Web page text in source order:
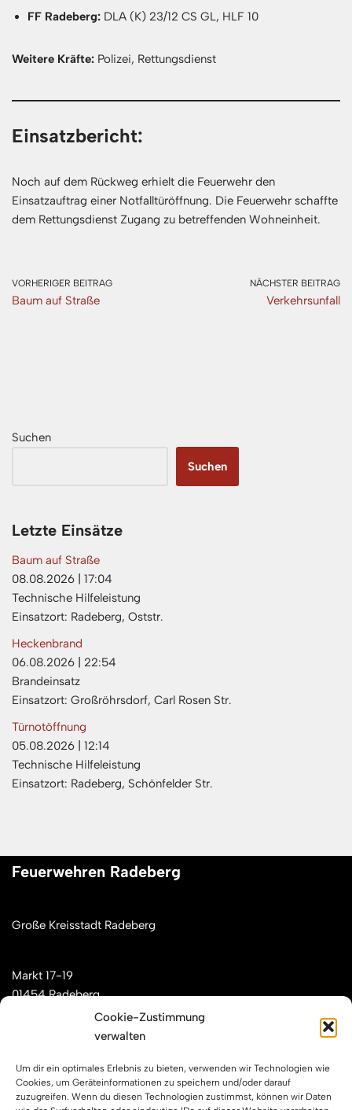
Cookie-Zustimmung
verwalten
Um dir ein optimales Erlebnis zu bieten, verwenden wir Technologien wie
Cookies, um Geräteinformationen zu speichern und/oder darauf
zuzugreifen. Wenn du diesen Technologien zustimmst, können wir Daten
FF Radeberg: DLA (K) 23/12 CS GL, HLF 10
Weitere Kräfte: Polizei, Rettungsdienst
Einsatzbericht:
Noch auf dem Rückweg erhielt die Feuerwehr den
Einsatzauftrag einer Notfalltüröffnung. Die Feuerwehr schaffte
dem Rettungsdienst Zugang zu betreffenden Wohneinheit.
VORHERIGER BEITRAG
Baum auf Straße
NÄCHSTER BEITRAG
Verkehrsunfall
Suchen
Suchen
Letzte Einsätze
Baum auf Straße
08.08.2026
17:04
Technische Hilfeleistung
Einsatzort: Radeberg, Oststr.
Heckenbrand
06.08.2026
22:54
Brandeinsatz
Einsatzort: Großröhrsdorf, Carl Rosen Str.
Türnotöffnung
05.08.2026
12:14
Technische Hilfeleistung
Einsatzort: Radeberg, Schönfelder Str.
Feuerwehren Radeberg
Große Kreisstadt Radeberg
Markt 17-19
01454 Radeberg
Mail: kontakt[at]feuerwehren-radeberg.de
Feuerwehren Radeberg im Internet